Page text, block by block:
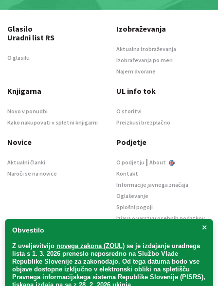
×
Obvestilo
Z uveljavitvijo novega zakona (ZOUL) se je izdajanje uradnega
lista s 1. 3. 2026 preneslo neposredno na Službo Vlade
Republike Slovenije za zakonodajo. Od tega datuma bodo vse
objave dostopne izključno v elektronski obliki na spletišču
Pravnega informacijskega sistema Republike Slovenije (PISRS),
Glasilo
Uradni list RS
O glasilu
Izobraževanja
Aktualna izobraževanja
Izobraževanja po meri
Najem dvorane
Knjigarna
Novo v ponudbi
Kako nakupovati v spletni knjigarni
UL info tok
O storitvi
Preizkusi brezplačno
Novice
Aktualni članki
Naroči se na novice
Podjetje
O podjetju | About
Kontakt
Informacije javnega značaja
Oglaševanje
Splošni pogoji
Izjava o varstvu osebnih podatkov
Uradni list d. o. o. – v likvidaciji / Vse pravice pridržane.